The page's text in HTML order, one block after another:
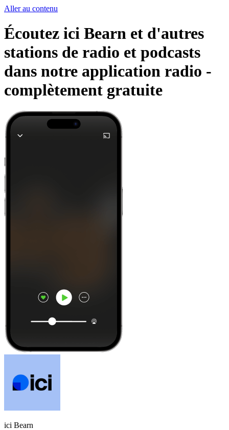
Aller au contenu
Écoutez ici Bearn et d'autres
stations de radio et podcasts
dans notre application radio -
complètement gratuite
ici Bearn